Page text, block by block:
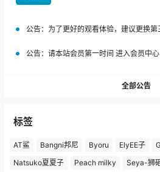
公告： 为了更好的观看体验，建议更换
公告： 请本站会员第一时间 进入会员中心-
全部公告
标签
AT鲨 Bangni邦尼 Byoru ElyEE子
Natsuko夏夏子
Peach milky Seya-狮